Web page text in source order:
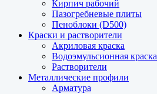
Кирпич рабочий
Пазогребневые плиты
Пеноблоки (D500)
Краски и растворители
Акриловая краска
Водоэмульсионная краска
Растворители
Металлические профили
Арматура